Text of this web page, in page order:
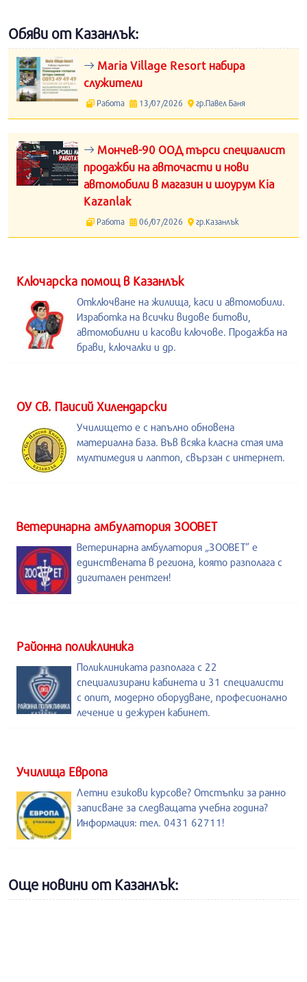
Обяви от Казанлък:
Maria Village Resort набира
служители
Работа 13/07/2026 гр.Павел Баня
Мончев-90 ООД търси специалист
продажби на авточасти и нови
автомобили в магазин и шоурум Kia
Kazanlak
Работа 06/07/2026 гр.Казанлък
Kлючарска помощ в Казанлък
Отключване на жилища, каси и автомобили.
Изработка на всички видове битови,
автомобилни и касови ключове. Продажба на
брави, ключалки и др.
ОУ Св. Паисий Хилендарски
Училището е с напълно обновена
материална база. Във всяка класна стая има
мултимедия и лаптоп, свързан с интернет.
Ветеринарна амбулатория ЗООВЕТ
Ветеринарна амбулатория „ЗООВЕТ” е
единствената в региона, която разполага с
дигитален рентген!
Районна поликлиника
Поликлиниката разполага с 22
специализирани кабинета и 31 специалисти
с опит, модерно оборудване, професионално
лечение и дежурен кабинет.
Училища Европа
Летни езикови курсове? Отстъпки за ранно
записване за следващата учебна година?
Информация: тел. 0431 62711!
Още новини от Казанлък: